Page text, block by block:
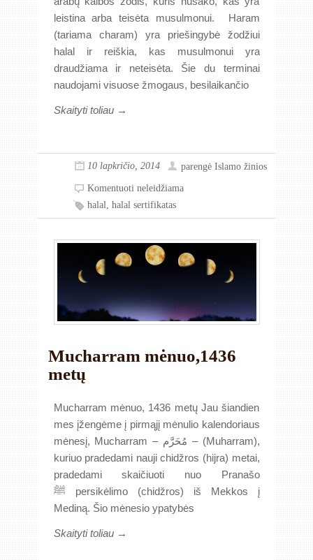
leistina arba teisėta musulmonui. Haram
(tariama charam) yra priešingybė žodžiui
halal ir reiškia, kas musulmonui yra
draudžiama ir neteisėta. Šie du terminai
naudojami visuose žmogaus, besilaikančio
Skaityti toliau →
10 lapkričio, 2014 parengė Islamo žinios
Komentuoti neleidžiama
halal, halal sertifikatas
Mucharram mėnuo,1436
metų
Mucharram mėnuo, 1436 metų Jau šiandien
mes įžengėme į pirmąjį mėnulio kalendoriaus
mėnesį, Mucharram – مُحَرَّم – (Muharram),
kuriuo pradedami nauji chidžros (hijra) metai,
pradedami skaičiuoti nuo Pranašo
ﷺ persikėlimo (chidžros) iš Mekkos į
Mediną. Šio mėnesio ypatybės
Skaityti toliau →